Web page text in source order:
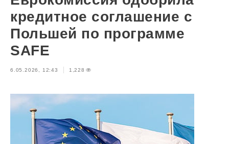
ПРОИСШЕСТВИЯ СПОРТ КУЛЬТУРА ИСТОРИЯ
МНЕНИЕ ИНТЕРВЬЮ ТЕХНОЛОГИИ ЗДОРОВЬЕ
АВТО ОТДЫХ ОБХОД БЛОКИРОВКИ И СОЛИДАРНОСТЬ
КОРОНАВИРУС
кредитное соглашение с
Польшей по программе
SAFE
6.05.2026, 12:43 1,228